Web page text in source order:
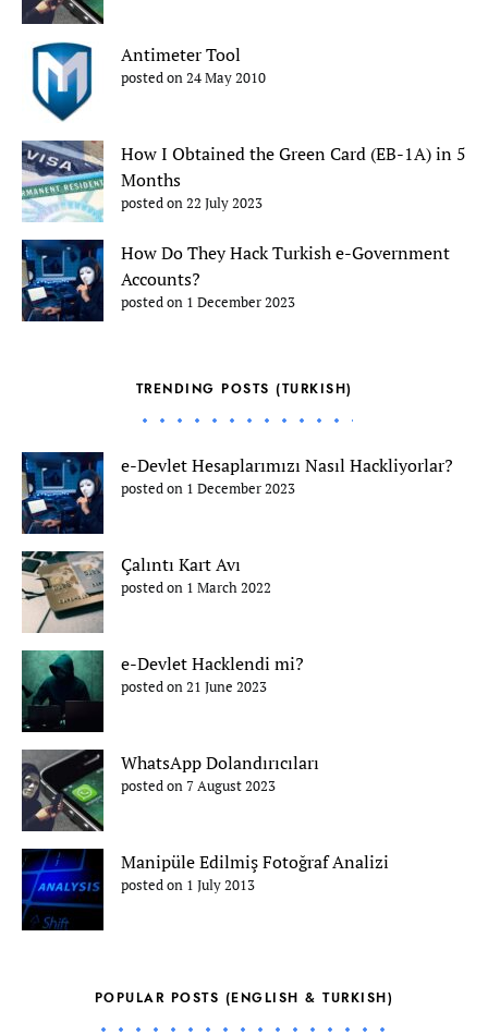
Antimeter Tool
posted on 24 May 2010
How I Obtained the Green Card (EB-1A) in 5
Months
posted on 22 July 2023
How Do They Hack Turkish e-Government
Accounts?
posted on 1 December 2023
TRENDING POSTS (TURKISH)
e-Devlet Hesaplarımızı Nasıl Hackliyorlar?
posted on 1 December 2023
Çalıntı Kart Avı
posted on 1 March 2022
e-Devlet Hacklendi mi?
posted on 21 June 2023
WhatsApp Dolandırıcıları
posted on 7 August 2023
Manipüle Edilmiş Fotoğraf Analizi
posted on 1 July 2013
POPULAR POSTS (ENGLISH & TURKISH)